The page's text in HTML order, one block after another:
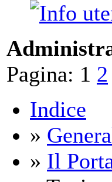
Pagina: 1 2
Indice
»
» Il